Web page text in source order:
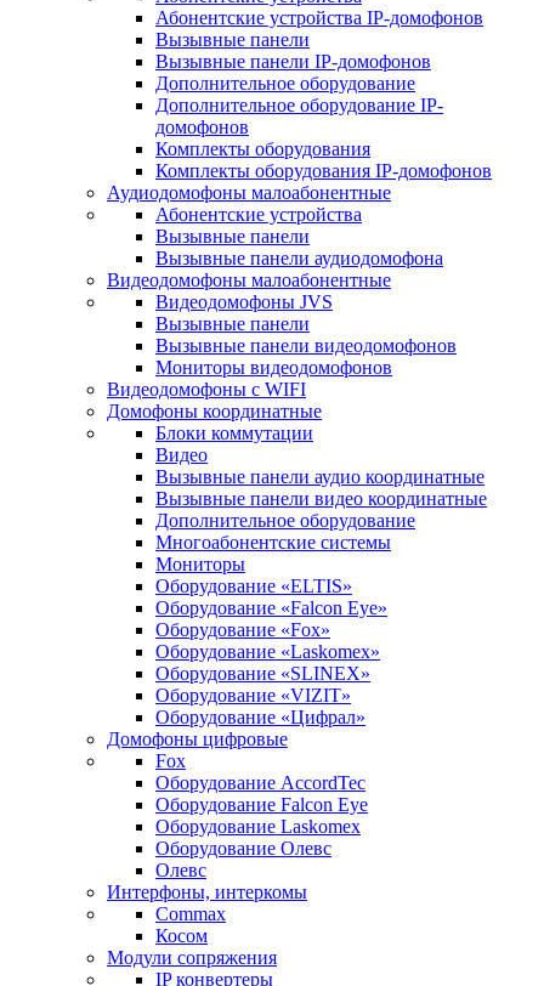
Абонентские устройства IP-домофонов
Вызывные панели
Вызывные панели IP-домофонов
Дополнительное оборудование
Дополнительное оборудование IP-
домофонов
Комплекты оборудования
Комплекты оборудования IP-домофонов
Аудиодомофоны малоабонентные
Абонентские устройства
Вызывные панели
Вызывные панели аудиодомофона
Видеодомофоны малоабонентные
Видеодомофоны JVS
Вызывные панели
Вызывные панели видеодомофонов
Мониторы видеодомофонов
Видеодомофоны с WIFI
Домофоны координатные
Блоки коммутации
Видео
Вызывные панели аудио координатные
Вызывные панели видео координатные
Дополнительное оборудование
Многоабонентские системы
Мониторы
Оборудование «ELTIS»
Оборудование «Falcon Eye»
Оборудование «Fox»
Оборудование «Laskomex»
Оборудование «SLINEX»
Оборудование «VIZIT»
Оборудование «Цифрал»
Домофоны цифровые
Fox
Оборудование AccordTec
Оборудование Falcon Eye
Оборудование Laskomex
Оборудование Олевс
Олевс
Интерфоны, интеркомы
Commax
Косом
Модули сопряжения
IP конвертеры